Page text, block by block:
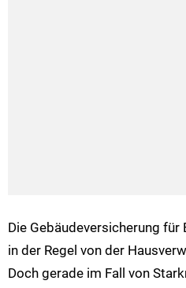
Die Gebäudeversicherung
in der Regel von der
Doch gerade im Fall von